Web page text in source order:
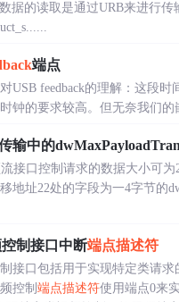
据的读取是通过URB来进行
端点
USB feedback的理解：这段
钟的要求较高。但无奈我们
输中的
接口控制请求的数据大小可
地址22处的字段为一4字节的
制接口中断端点描述符
接口包括用于实现特定类请
控制 端点描述符使用端点0来